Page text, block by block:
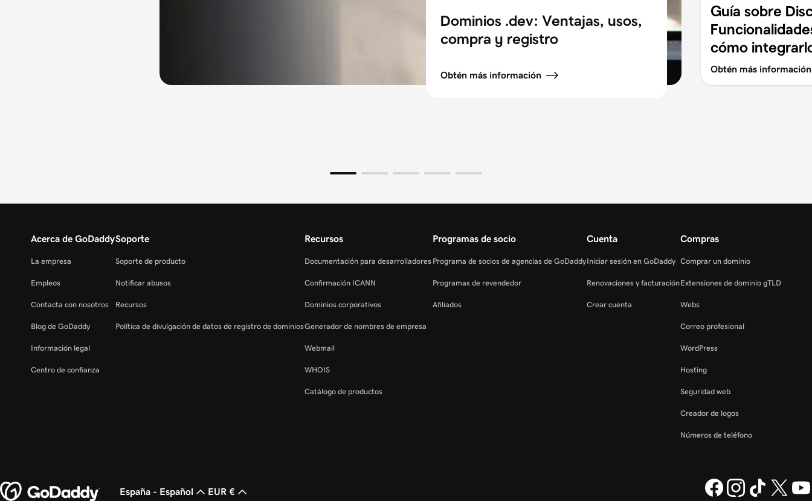
Dominios .dev: Ventajas, usos,
compra y registro
Obtén más información
Guía sobre
cómo
Obtén más información
Acerca de GoDaddy
La empresa
Empleos
Contacta con nosotros
Blog de GoDaddy
Información legal
Centro de confianza
Soporte
Soporte de producto
Notificar abusos
Recursos
Política de divulgación de datos de registro de dominios
Recursos
Documentación para desarrolladores
Confirmación ICANN
Dominios corporativos
Generador de nombres de empresa
Webmail
WHOIS
Catálogo de productos
Programas de socio
Programa de socios de agencias de GoDaddy
Programas de revendedor
Afiliados
Cuenta
Iniciar sesión en GoDaddy
Renovaciones y facturación
Crear cuenta
Compras
Comprar un dominio
Extensiones de dominio gTLD
Webs
Correo profesional
WordPress
Hosting
Seguridad web
Creador de logos
Números de teléfono
España - Español EUR €